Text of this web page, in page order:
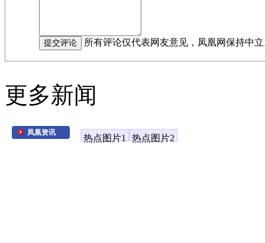
所有评论仅代表网友意见，凤凰网保持中
更多新闻
凤凰资讯
热点图片1 热点图片2